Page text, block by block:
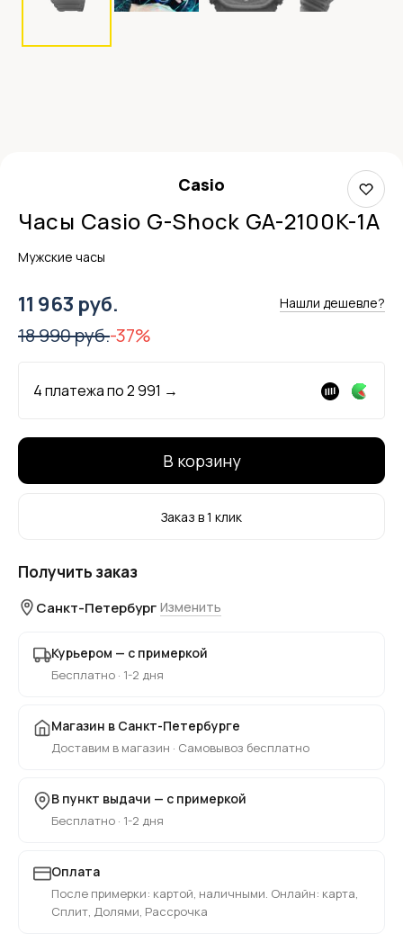
Casio
Часы Casio G-Shock GA-2100K-1A
Мужские часы
11 963 руб. Нашли дешевле?
18 990 руб.-37%
4 платежа по2 991 →
В корзину
Заказ в 1 клик
Получить заказ
Санкт-Петербург Изменить
Курьером — с примеркой
Бесплатно · 1-2 дня
Магазин в Санкт-Петербурге
Доставим в магазин · Самовывоз бесплатно
В пункт выдачи — с примеркой
Бесплатно · 1-2 дня
Оплата
После примерки: картой, наличными. Онлайн: карта,
Сплит, Долями, Рассрочка